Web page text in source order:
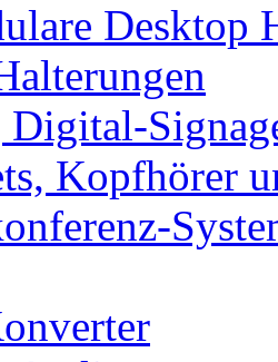
Desktop
Kopfhörer